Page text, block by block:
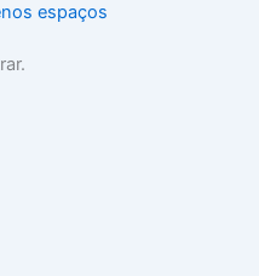
espaços